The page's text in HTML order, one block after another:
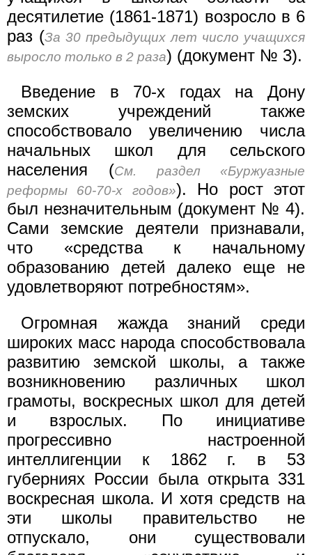
десятилетие (1861-1871) возросло в 6
раз (За 30 предыдущих лет число учащихся
выросло только в 2 раза) (документ № 3).
Введение в 70-х годах на Дону
земских учреждений также
способствовало увеличению числа
начальных школ для сельского
населения (См. раздел «Буржуазные
реформы 60-70-х годов»). Но рост этот
был незначительным (документ № 4).
Сами земские деятели признавали,
что «средства к начальному
образованию детей далеко еще не
удовлетворяют потребностям».
Огромная жажда знаний среди
широких масс народа способствовала
развитию земской школы, а также
возникновению различных школ
грамоты, воскресных школ для детей
и взрослых. По инициативе
прогрессивно настроенной
интеллигенции к 1862 г. в 53
губерниях России была открыта 331
воскресная школа. И хотя средств на
эти школы правительство не
отпускало, они существовали